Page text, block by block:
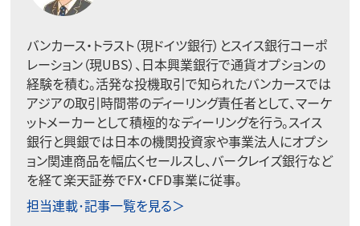
バンカース・トラスト（現ドイツ銀行）とスイス銀行コーポ
レーション（現UBS）、日本興業銀行で通貨オプションの
経験を積む。活発な投機取引で知られたバンカースでは
アジアの取引時間帯のディーリング責任者として、マーケ
ットメーカーとして積極的なディーリングを行う。スイス
銀行と興銀では日本の機関投資家や事業法人にオプシ
ョン関連商品を幅広くセールスし、バークレイズ銀行など
を経て楽天証券でFX・CFD事業に従事。
担当連載･記事一覧を見る＞